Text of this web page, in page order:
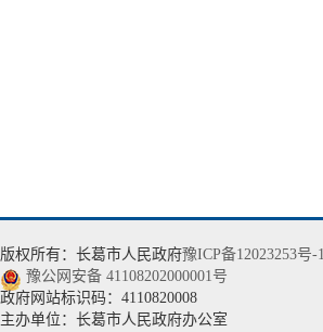
版权所有：长葛市人民政府豫ICP备12023253号-1
豫公网安备 41108202000001号
政府网站标识码：4110820008
主办单位：长葛市人民政府办公室